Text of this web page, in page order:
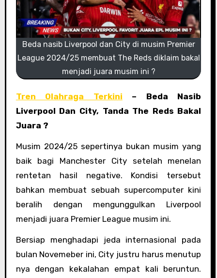
Beda nasib Liverpool dan City di musim Premier
League 2024/25 membuat The Reds diklaim bakal
menjadi juara musim ini ?
Tren Olahraga Terkini – Beda Nasib
Liverpool Dan City, Tanda The Reds Bakal
Juara ?
Musim 2024/25 sepertinya bukan musim yang
baik bagi Manchester City setelah menelan
rentetan hasil negative. Kondisi tersebut
bahkan membuat sebuah supercomputer kini
beralih dengan mengunggulkan Liverpool
menjadi juara Premier League musim ini.
Bersiap menghadapi jeda internasional pada
bulan Novemeber ini, City justru harus menutup
nya dengan kekalahan empat kali beruntun.